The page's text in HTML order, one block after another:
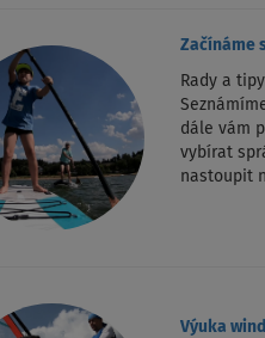
Začínáme
Rady a
dále vám
vybírat
nastoupit
Výuka